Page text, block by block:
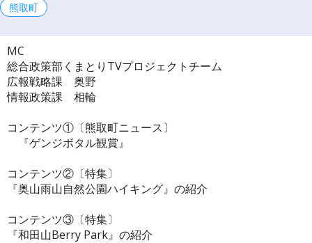
熊取町
MC
総合政策部くまとりTVプロジェクトチーム
広報戦略課 奥野
情報政策課 相輪
コンテンツ①〔熊取町ニュース〕
『ゲンジボタル観賞』
コンテンツ②〔特集〕
『奥山雨山自然公園ハイキング』の紹介
コンテンツ③〔特集〕
『和田山Berry Park』の紹介